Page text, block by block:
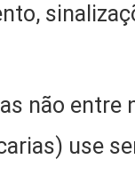
não entre
use